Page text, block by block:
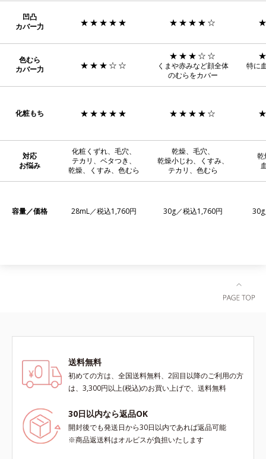
凹凸
カバー力
★★★★★ ★★★★☆
色むら
カバー力
★★★☆☆
★★★☆☆
くまや赤みなど顔全体
のむらをカバー
特に
化粧もち ★★★★★ ★★★★☆
対応
お悩み
化粧くずれ、毛穴、
テカリ、ベタつき、
乾燥、くすみ、色むら
乾燥、毛穴、
乾燥小じわ、くすみ、
テカリ、色むら
乾
容量／価格 28mL／税込1,760円 30g／税込1,760円
送料無料
初めての方は、全国送料無料、2回目以降のご利用の方
は、3,300円以上(税込)のお買い上げで、送料無料
30日以内なら返品OK
開封後でも発送日から30日以内であれば返品可能
※商品返送料はオルビスが負担いたします